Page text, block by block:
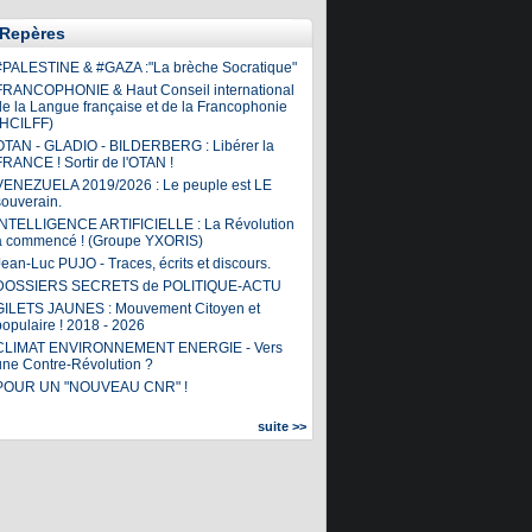
& #GAZA :"La brèche Socratique"
& Haut Conseil international
la Langue française et de la Francophonie
- GLADIO - BILDERBERG : Libérer la
! Sortir de l'OTAN !
2019/2026 : Le peuple est LE
ARTIFICIELLE : La Révolution
commencé ! (Groupe YXORIS)
Luc PUJO - Traces, écrits et discours.
SECRETS de POLITIQUE-ACTU
JAUNES : Mouvement Citoyen et
! 2018 - 2026
ENVIRONNEMENT ENERGIE - Vers
Contre-Révolution ?
UN "NOUVEAU CNR" !
suite >>